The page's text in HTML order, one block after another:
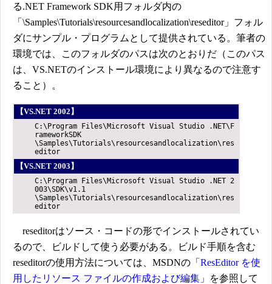
る.NET Framework SDK用フォルダ内の
「\Samples\Tutorials\resourcesandlocalization\reseditor」フォル
ダにサンプル・プログラムとして提供されている。筆者の
環境では、このフォルダのパスは次のとおりだ（このパス
は、VS.NETのインストール環境により異なるので注意す
ること）。
【VS.NET 2002】
C:\Program Files\Microsoft Visual Studio .NET\F
rameworkSDK
\Samples\Tutorials\resourcesandlocalization\res
editor
【VS.NET 2003】
C:\Program Files\Microsoft Visual Studio .NET 2
003\SDK\v1.1
\Samples\Tutorials\resourcesandlocalization\res
editor
reseditorはソース・コードの形でインストールされてい
るので、ビルドして使う必要がある。ビルド手順を含む
reseditorの使用方法については、MSDNの「 ResEditor を使
用したリソース ファイルの作成および編集 」を参照して